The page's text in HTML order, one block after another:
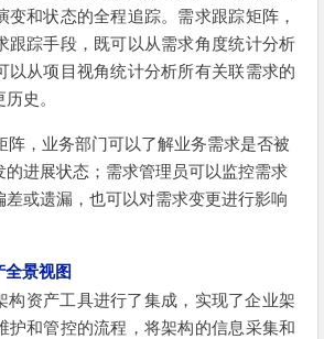
变和状态的全程追踪。需求跟踪矩阵，
跟踪手段，既可以从需求角度统计分析
以从项目视角统计分析所有关联需求的
史。
阵，业务部门可以了解业务需求是否被
进展状态；需求管理员可以监控需求
或遗漏，也可以对需求变更进行影响
全景视图
构资产工具进行了集成，实现了企业架
护和管控的流程，将架构的信息采集和